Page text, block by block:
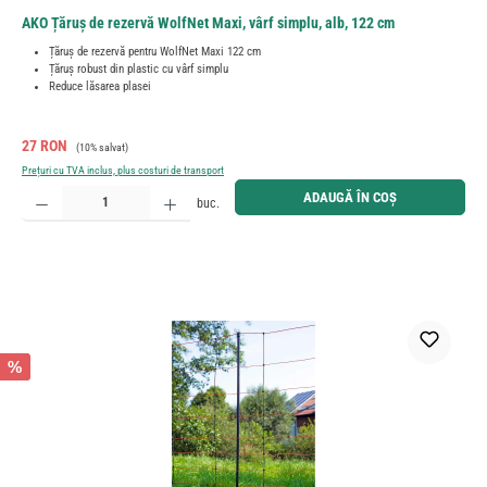
AKO Țăruș de rezervă WolfNet Maxi, vârf simplu, alb, 122 cm
Țăruș de rezervă pentru WolfNet Maxi 122 cm
Țăruș robust din plastic cu vârf simplu
Reduce lăsarea plasei
Preț de vânzare:
27 RON Preț obișnuit:
(10% salvat)
Prețuri cu TVA inclus, plus costuri de transport
Cantitate produs: Introduceți cantitatea dorită sau utilizați butoanele pentru a mări sau micșora
buc. ADAUGĂ ÎN COȘ
%